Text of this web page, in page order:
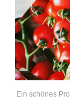
Ein schönes